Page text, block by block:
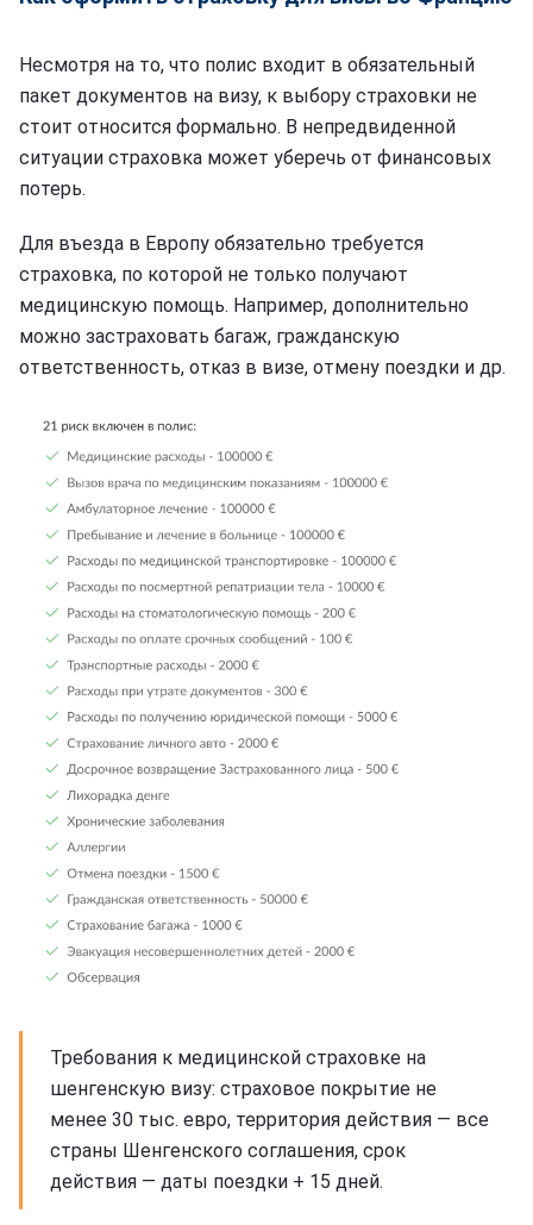
Несмотря на то, что полис входит в обязательный
пакет документов на визу, к выбору страховки не
стоит относится формально. В непредвиденной
ситуации страховка может уберечь от финансовых
потерь.
Для въезда в Европу обязательно требуется
страховка, по которой не только получают
медицинскую помощь. Например, дополнительно
можно застраховать багаж, гражданскую
ответственность, отказ в визе, отмену поездки и др.
Требования к медицинской страховке на
шенгенскую визу: страховое покрытие не
менее 30 тыс. евро, территория действия — все
страны Шенгенского соглашения, срок
действия — даты поездки + 15 дней.